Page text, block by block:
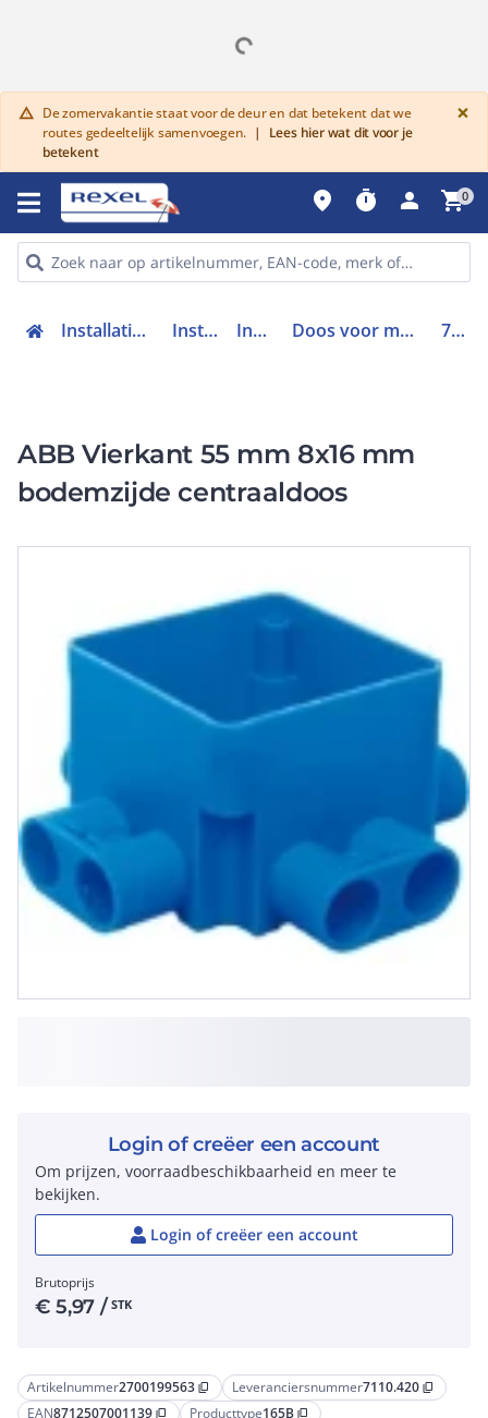
warning De zomervakantie staat voor de deur en dat betekent dat we
routes gedeeltelijk samenvoegen. |
Lees hier wat dit voor je
betekent
×
place timer person shopping_cart0
Installatiemateriaal en buizen Installatiedozen Inbouwdozen Doos voor montage in de wand/plafond 7110.420
ABB Vierkant 55 mm 8x16 mm
bodemzijde centraaldoos
Artikelnummer2700199563 content_copy Leveranciersnummer7110.420 content_copy
EAN8712507001139 content_copy Producttype165B content_copy
Login of creëer een account
Om prijzen, voorraadbeschikbaarheid en meer te
bekijken.
Login of creëer een account
Brutoprijs
€5,97 / STK